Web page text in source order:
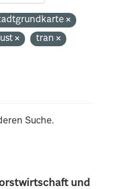
und
tran
Suche.